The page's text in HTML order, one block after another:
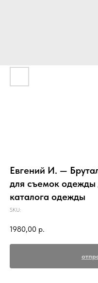
Евгений И. —
для съемок одежды
каталога одежды
SKU:
1980,00 р.